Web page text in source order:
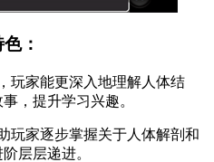
：
玩家能更深入地理解人体结
，提升学习兴趣。
玩家逐步掌握关于人体解剖和
层层递进。